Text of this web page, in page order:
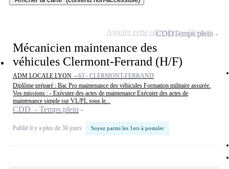
Mécanicien maintenance des
véhicules Clermont-Ferrand (H/F)
ADM LOCALE LYON - 63 - CLERMONT-FERRAND
Diplôme préparé : Bac Pro maintenance des véhicules Formation militaire assurée.
Vos missions : - Exécuter des actes de maintenance Exécuter des actes de
maintenance simple sur VL/PL sous le...
CDD - Temps plein
Publié il y a plus de 30 jours Soyez parmi les 1ers à postuler
CDDTemps plein
Ajouter cette offre à ma sélection